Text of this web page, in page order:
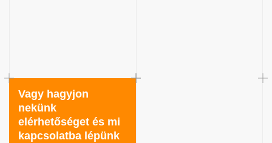
Vagy hagyjon
nekünk
elérhetőséget és mi
kapcsolatba lépünk